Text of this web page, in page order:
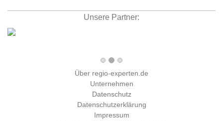
Unsere Partner:
Über regio-experten.de
Unternehmen
Datenschutz
Datenschutzerklärung
Impressum